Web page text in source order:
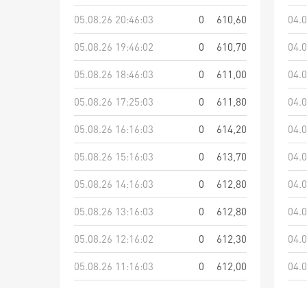
05.08.26 20:46:03
0
610,60
05.08.26 19:46:02
0
610,70
05.08.26 18:46:03
0
611,00
05.08.26 17:25:03
0
611,80
05.08.26 16:16:03
0
614,20
05.08.26 15:16:03
0
613,70
05.08.26 14:16:03
0
612,80
05.08.26 13:16:03
0
612,80
05.08.26 12:16:02
0
612,30
05.08.26 11:16:03
0
612,00